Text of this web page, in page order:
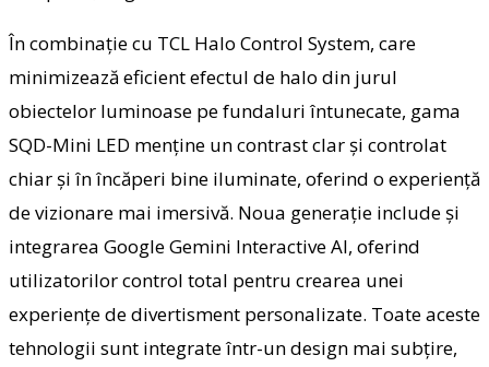
În combinație cu TCL Halo Control System, care
minimizează eficient efectul de halo din jurul
obiectelor luminoase pe fundaluri întunecate, gama
SQD-Mini LED menține un contrast clar și controlat
chiar și în încăperi bine iluminate, oferind o experiență
de vizionare mai imersivă. Noua generație include și
integrarea Google Gemini Interactive AI, oferind
utilizatorilor control total pentru crearea unei
experiențe de divertisment personalizate. Toate aceste
tehnologii sunt integrate într-un design mai subțire,